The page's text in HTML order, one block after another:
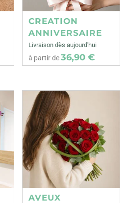
CREATION
ANNIVERSAIRE
Livraison dès aujourd'hui
à partir de36,90 €
AVEUX